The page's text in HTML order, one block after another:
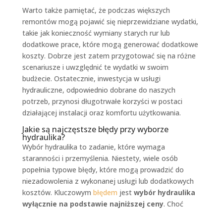
Warto także pamiętać, że podczas większych
remontów mogą pojawić się nieprzewidziane wydatki,
takie jak konieczność wymiany starych rur lub
dodatkowe prace, które mogą generować dodatkowe
koszty. Dobrze jest zatem przygotować się na różne
scenariusze i uwzględnić te wydatki w swoim
budżecie. Ostatecznie, inwestycja w usługi
hydrauliczne, odpowiednio dobrane do naszych
potrzeb, przynosi długotrwałe korzyści w postaci
działającej instalacji oraz komfortu użytkowania.
Jakie są najczęstsze błędy przy wyborze
hydraulika?
Wybór hydraulika to zadanie, które wymaga
staranności i przemyślenia. Niestety, wiele osób
popełnia typowe błędy, które mogą prowadzić do
niezadowolenia z wykonanej usługi lub dodatkowych
kosztów. Kluczowym błędem jest wybór hydraulika
wyłącznie na podstawie najniższej ceny. Choć